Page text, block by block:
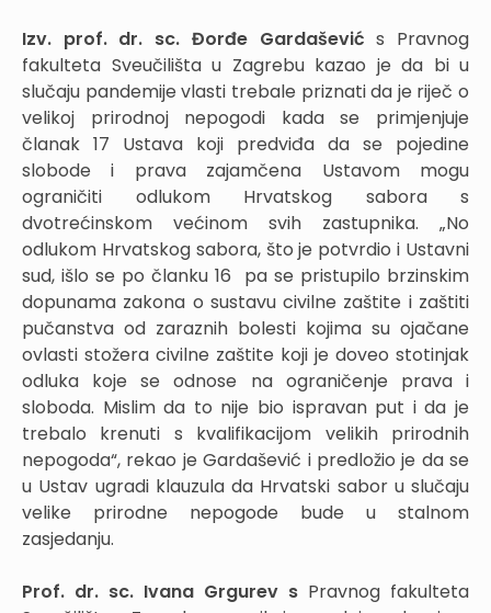
Izv. prof. dr. sc. Đorđe Gardašević s Pravnog
fakulteta Sveučilišta u Zagrebu kazao je da bi u
slučaju pandemije vlasti trebale priznati da je riječ o
velikoj prirodnoj nepogodi kada se primjenjuje
članak 17 Ustava koji predviđa da se pojedine
slobode i prava zajamčena Ustavom mogu
ograničiti odlukom Hrvatskog sabora s
dvotrećinskom većinom svih zastupnika. „No
odlukom Hrvatskog sabora, što je potvrdio i Ustavni
sud, išlo se po članku 16 pa se pristupilo brzinskim
dopunama zakona o sustavu civilne zaštite i zaštiti
pučanstva od zaraznih bolesti kojima su ojačane
ovlasti stožera civilne zaštite koji je doveo stotinjak
odluka koje se odnose na ograničenje prava i
sloboda. Mislim da to nije bio ispravan put i da je
trebalo krenuti s kvalifikacijom velikih prirodnih
nepogoda“, rekao je Gardašević i predložio je da se
u Ustav ugradi klauzula da Hrvatski sabor u slučaju
velike prirodne nepogode bude u stalnom
zasjedanju.
Prof. dr. sc. Ivana Grgurev s Pravnog fakulteta